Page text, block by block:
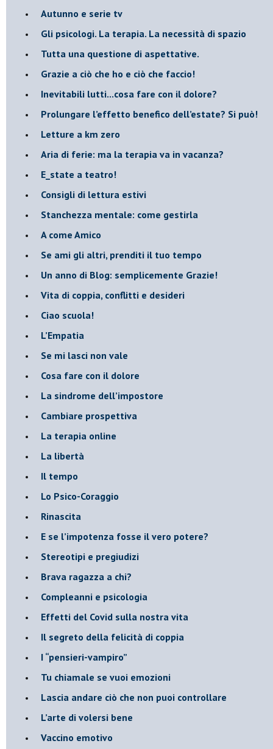
​Autunno e serie tv
​Gli psicologi. La terapia. La necessità di spazio
​Tutta una questione di aspettative.
​Grazie a ciò che ho e ciò che faccio!
​Inevitabili lutti...cosa fare con il dolore?
Prolungare l’effetto benefico dell’estate? Si può!
​Letture a km zero
​Aria di ferie: ma la terapia va in vacanza?
​E_state a teatro!
​Consigli di lettura estivi
​Stanchezza mentale: come gestirla
​A come Amico
​Se ami gli altri, prenditi il tuo tempo
​Un anno di Blog: semplicemente Grazie!
​Vita di coppia, conflitti e desideri
​Ciao scuola!
​L’Empatia
​Se mi lasci non vale
Cosa fare con il dolore
​La sindrome dell’impostore
​Cambiare prospettiva
La terapia online
La libertà
​Il tempo
​Lo Psico-Coraggio
Rinascita
​E se l’impotenza fosse il vero potere?
Stereotipi e pregiudizi
​Brava ragazza a chi?
​Compleanni e psicologia
Effetti del Covid sulla nostra vita
Il segreto della felicità di coppia
​I “pensieri-vampiro”
​Tu chiamale se vuoi emozioni
​Lascia andare ciò che non puoi controllare
L’arte di volersi bene
​Vaccino emotivo